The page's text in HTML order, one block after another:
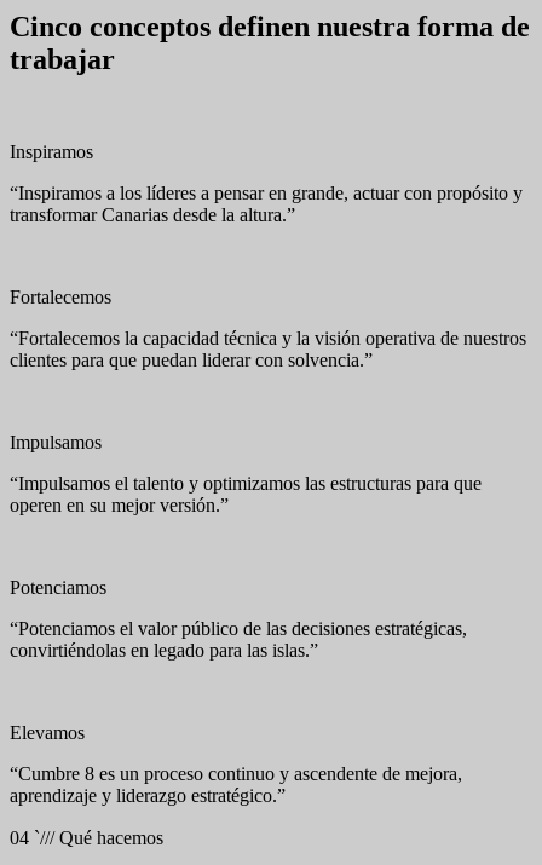
Cinco conceptos definen nuestra forma de
trabajar
Inspiramos
“Inspiramos a los líderes a pensar en grande, actuar con propósito y
transformar Canarias desde la altura.”
Fortalecemos
“Fortalecemos la capacidad técnica y la visión operativa de nuestros
clientes para que puedan liderar con solvencia.”
Impulsamos
“Impulsamos el talento y optimizamos las estructuras para que
operen en su mejor versión.”
Potenciamos
“Potenciamos el valor público de las decisiones estratégicas,
convirtiéndolas en legado para las islas.”
Elevamos
“Cumbre 8 es un proceso continuo y ascendente de mejora,
aprendizaje y liderazgo estratégico.”
04 `/// Qué hacemos